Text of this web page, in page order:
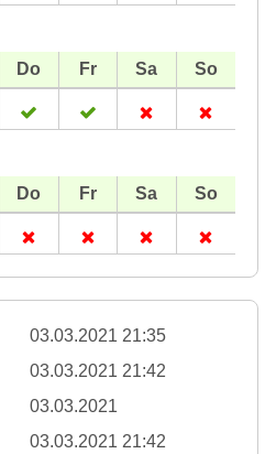
03.03.2021 21:35
03.03.2021 21:42
03.03.2021
03.03.2021 21:42